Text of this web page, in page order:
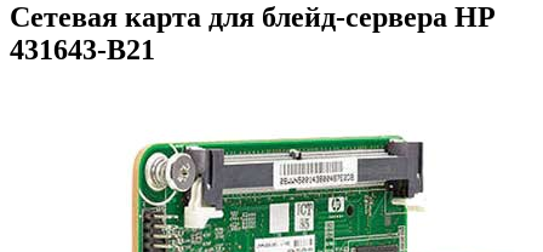
Сетевая карта для блейд-сервера HP
431643-B21